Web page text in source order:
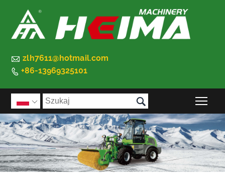
 zlh7611@hotmail.com
 +86-13969325101
 